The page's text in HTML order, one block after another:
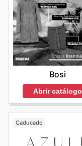
Bosi
Abrir catálogo
Caducado